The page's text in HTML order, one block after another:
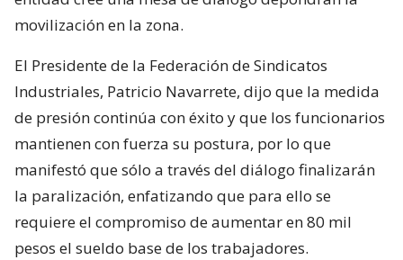
movilización en la zona.
El Presidente de la Federación de Sindicatos
Industriales, Patricio Navarrete, dijo que la medida
de presión continúa con éxito y que los funcionarios
mantienen con fuerza su postura, por lo que
manifestó que sólo a través del diálogo finalizarán
la paralización, enfatizando que para ello se
requiere el compromiso de aumentar en 80 mil
pesos el sueldo base de los trabajadores.